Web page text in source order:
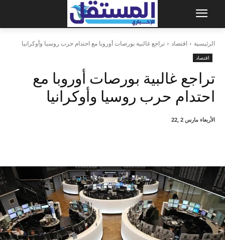
الرئيسية اقتصاد تراجع غالبية بورصات أوروبا مع احتدام حرب روسيا وأوكرانيا
اقتصاد
تراجع غالبية بورصات أوروبا مع
احتدام حرب روسيا وأوكرانيا
الأربعاء مارس 2 ,22